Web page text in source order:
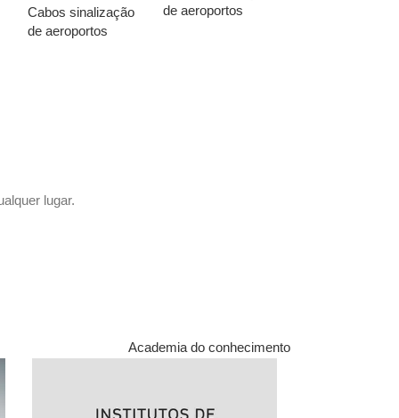
Cabos sinalização
de aeroportos
de aeroportos
lugar.
Academia do conhecimento